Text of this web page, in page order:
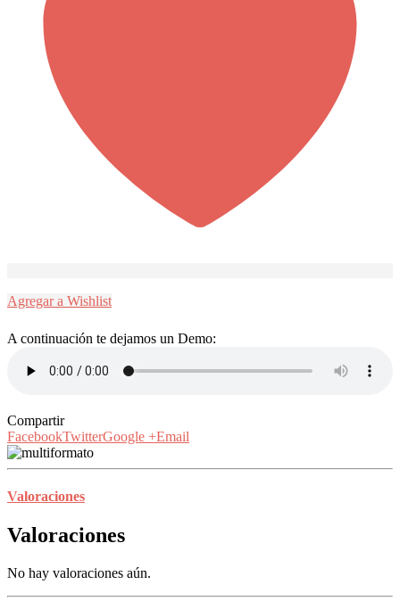
Agregar a Wishlist
A continuación te dejamos un Demo:
Compartir
FacebookTwitterGoogle +Email
Valoraciones
Valoraciones
No hay valoraciones aún.